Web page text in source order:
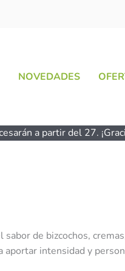
NOVEDADES
a partir del 27.
de bizcochos,
intensidad y